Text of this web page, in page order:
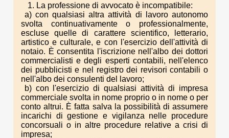
1. La professione di avvocato è incompatibile:
a) con qualsiasi altra attività di lavoro autonomo
svolta continuativamente o professionalmente,
escluse quelle di carattere scientifico, letterario,
artistico e culturale, e con l'esercizio dell'attività di
notaio. È consentita l'iscrizione nell'albo dei dottori
commercialisti e degli esperti contabili, nell'elenco
dei pubblicisti e nel registro dei revisori contabili o
nell'albo dei consulenti del lavoro;
b) con l'esercizio di qualsiasi attività di impresa
commerciale svolta in nome proprio o in nome o per
conto altrui. È fatta salva la possibilità di assumere
incarichi di gestione e vigilanza nelle procedure
concorsuali o in altre procedure relative a crisi di
impresa;